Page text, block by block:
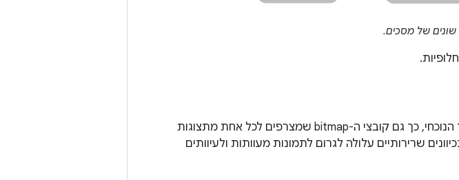
של מסכים.
מכיוון שהפריסה צריכה להתמתח כך שתתאים למסך הנוכחי, כך גם קובצי ה-bitmap שמצרפים לכל אחת מתצוגות
שרירותיים עלולה לגרום לתמונות מעוותות ולעיוותים